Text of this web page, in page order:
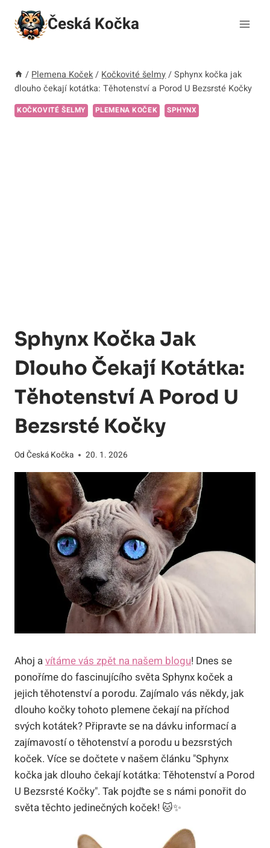
Přeskočit
obsah
Česká Kočka
/ Plemena Koček / Kočkovité šelmy / Sphynx kočka jak
dlouho čekají kotátka: Těhotenství a Porod U Bezsrsté Kočky
KOČKOVITÉ ŠELMY PLEMENA KOČEK SPHYNX
Sphynx Kočka Jak
Dlouho Čekají Kotátka:
Těhotenství A Porod U
Bezsrsté Kočky
Od Česká Kočka 20. 1. 2026
Ahoj avítáme vás zpět na našem blogu! Dnes se
ponoříme do fascinujícího světa Sphynx koček a
jejich těhotenství a porodu. Zajímalo vás někdy, jak
dlouho kočky tohoto plemene čekají na příchod
svých kotátek? Připravte se na dávku informací a
zajímavostí o těhotenství a porodu u bezsrstých
koček. Více se dočtete v našem článku "Sphynx
kočka jak dlouho čekají kotátka: Těhotenství a Porod
U Bezsrsté Kočky". Tak pojďte se s námi ponořit do
světa těchto jedinečných koček! 🐱✨